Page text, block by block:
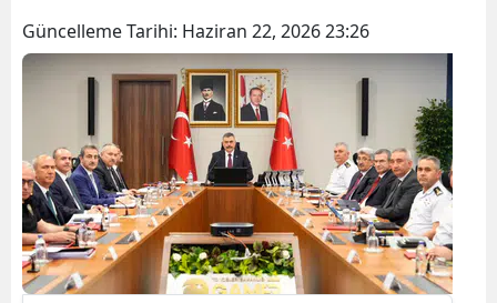
Güncelleme Tarihi: Haziran 22, 2026 23:26